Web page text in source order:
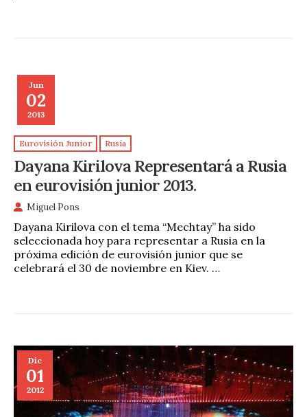
Jun
02
2013
Eurovisión Junior Rusia
Dayana Kirilova Representará a Rusia
en eurovisión junior 2013.
Miguel Pons
Dayana Kirilova con el tema “Mechtay” ha sido
seleccionada hoy para representar a Rusia en la
próxima edición de eurovisión junior que se
celebrará el 30 de noviembre en Kiev. …
Dic
01
2012